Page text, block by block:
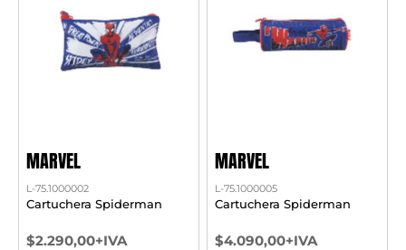
MARVEL
L-75.1000002
Cartuchera Spiderman
$2.290,00+IVA
MARVEL
L-75.1000005
Cartuchera Spiderman
$4.090,00+IVA